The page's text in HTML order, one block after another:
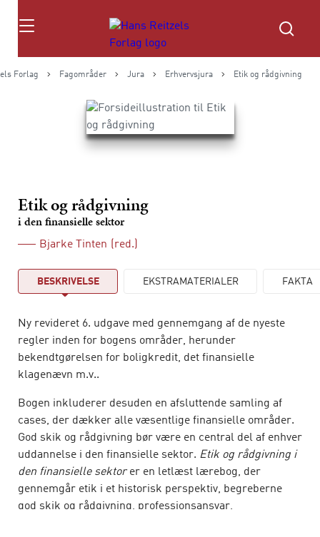
Søg
Forlag Fagområder Jura Erhvervsjura Etik og rådgivning
Etik og rådgivning
i den finansielle sektor
Bjarke Tinten (red.)
BESKRIVELSE EKSTRAMATERIALER FAKTA
Ny revideret 6. udgave med gennemgang af de nyeste
regler inden for bogens områder, herunder
bekendtgørelsen for boligkredit, det finansielle
klagenævn m.v..
Bogen inkluderer desuden en afsluttende samling af
cases, der dækker alle væsentlige finansielle områder.
God skik og rådgivning bør være en central del af enhver
uddannelse i den finansielle sektor. Etik og rådgivning i
den finansielle sektorer en letlæst lærebog, der
gennemgår etik i et historisk perspektiv, begreberne
god skik og rådgivning, professionsansvar,